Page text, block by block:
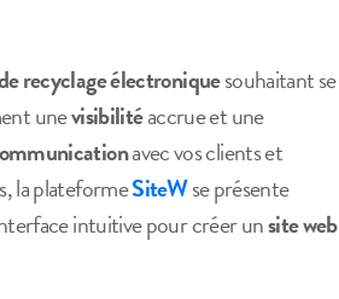
recyclage électroniquesouhaitant se
unevisibilitéaccrue et une
avec vos clients et
la plateformeSiteWse présente
intuitive pour créer unsite web